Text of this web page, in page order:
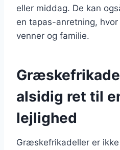
eller middag. De kan
en tapas-anretning,
venner og familie.
alsidig ret til
lejlighed
Græskefrikadeller er